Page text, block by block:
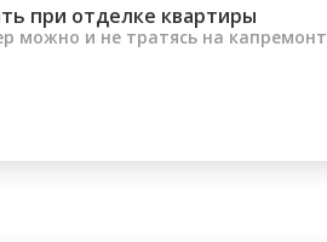
при отделке квартиры
можно и не тратясь на капремонт